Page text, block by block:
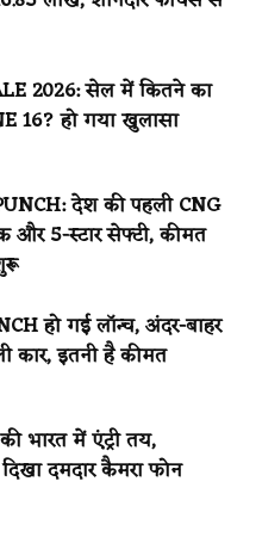
2026: सेल में कितने का
16? हो गया खुलासा
देश की पहली CNG
और 5-स्टार सेफ्टी, कीमत
हो गई लॉन्च, अंदर-बाहर
कार, इतनी है कीमत
भारत में एंट्री तय,
दमदार कैमरा फोन